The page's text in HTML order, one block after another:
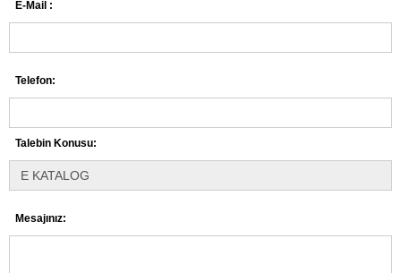
E-Mail :
Telefon:
Talebin Konusu:
Mesajınız: